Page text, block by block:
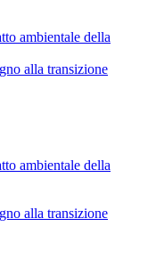
ambientale della
alla transizione
ambientale della
alla transizione